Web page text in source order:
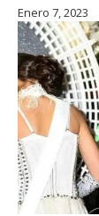
Enero 7, 2023